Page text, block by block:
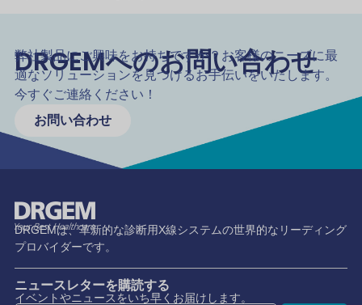
DRGEMへのお問い合わせ
弊社製品にご興味をお持ちですか？お客様のニーズに最
適なソリューションを見つけるお手伝いをいたします。
今すぐご連絡ください！
お問い合わせ
DRGEMは、革新的な診断用X線システムの世界的なリーディング
プロバイダーです。
ニュースレターを購読する
イベントやニュースをいち早くお届けします。